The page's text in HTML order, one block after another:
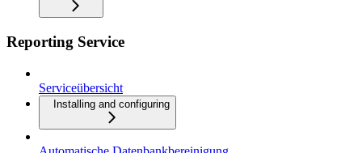
Reporting Service
Serviceübersicht
Installing and configuring